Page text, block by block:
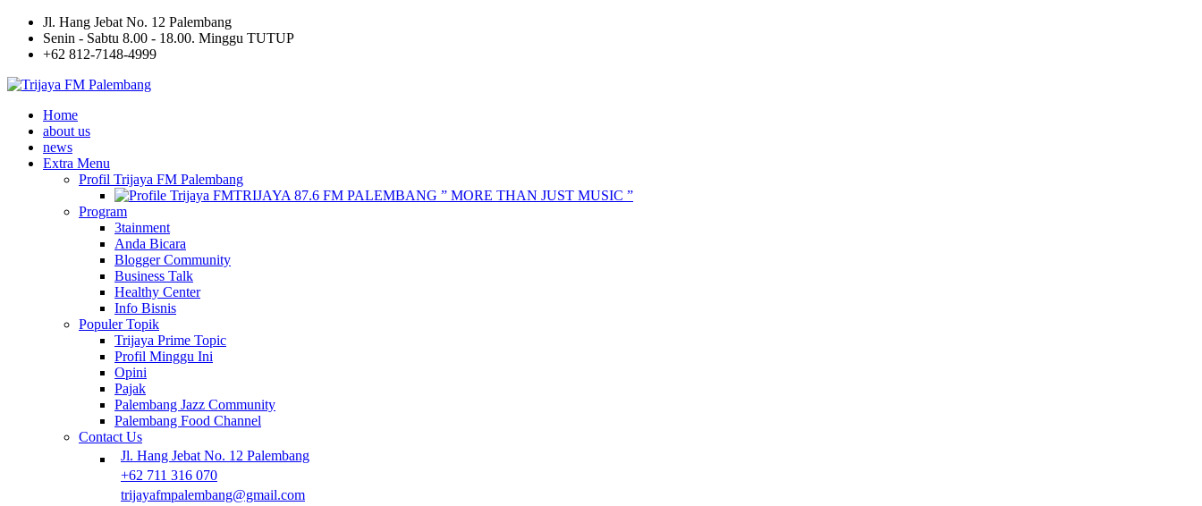
Jl. Hang Jebat No. 12 Palembang
Senin - Sabtu 8.00 - 18.00. Minggu TUTUP
+62 812-7148-4999
Home
about us
news
Extra Menu
Profil Trijaya FM Palembang
TRIJAYA 87.6 FM PALEMBANG ” MORE THAN JUST MUSIC ”
Program
3tainment
Anda Bicara
Blogger Community
Business Talk
Healthy Center
Info Bisnis
Populer Topik
Trijaya Prime Topic
Profil Minggu Ini
Opini
Pajak
Palembang Jazz Community
Palembang Food Channel
Contact Us
Jl. Hang Jebat No. 12 Palembang
+62 711 316 070
trijayafmpalembang@gmail.com